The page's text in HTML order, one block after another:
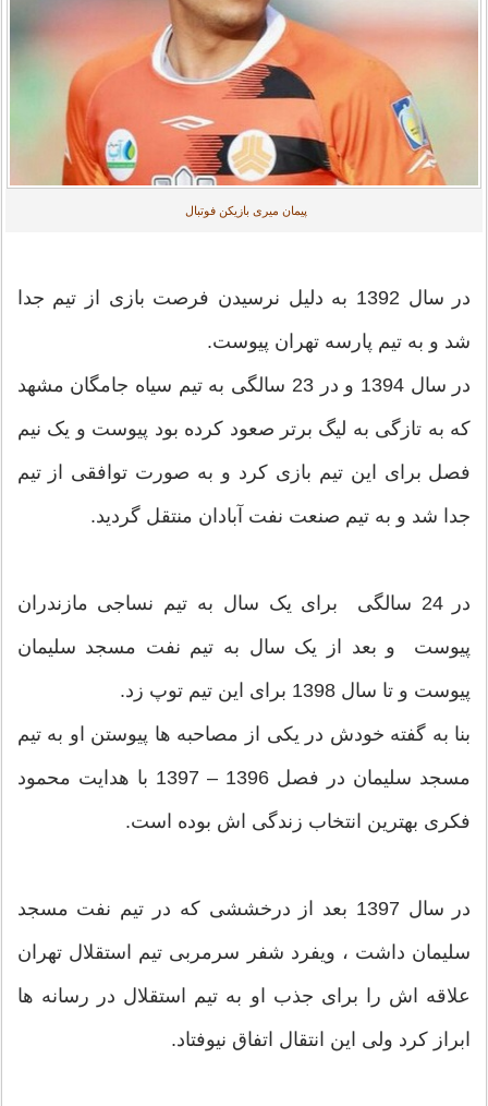
پیمان میری بازیکن فوتبال
در سال 1392 به دلیل نرسیدن فرصت بازی از تیم جدا
شد و به تیم پارسه تهران پیوست.
در سال 1394 و در 23 سالگی به تیم سیاه جامگان مشهد
که به تازگی به لیگ برتر صعود کرده بود پیوست و یک نیم
فصل برای این تیم بازی کرد و به صورت توافقی از تیم
جدا شد و به تیم صنعت نفت آبادان منتقل گردید.
در 24 سالگی برای یک سال به تیم نساجی مازندران
پیوست و بعد از یک سال به تیم نفت مسجد سلیمان
پیوست و تا سال 1398 برای این تیم توپ زد.
بنا به گفته خودش در یکی از مصاحبه ها پیوستن او به تیم
مسجد سلیمان در فصل 1396 – 1397 با هدایت محمود
فکری بهترین انتخاب زندگی اش بوده است.
در سال 1397 بعد از درخششی که در تیم نفت مسجد
سلیمان داشت ، ویفرد شفر سرمربی تیم استقلال تهران
علاقه اش را برای جذب او به تیم استقلال در رسانه ها
ابراز کرد ولی این انتقال اتفاق نیوفتاد.